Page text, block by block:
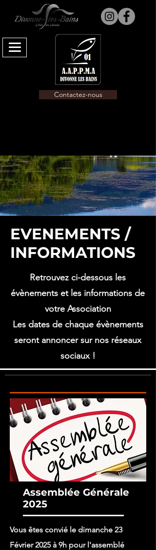
Contactez-nous
EVENEMENTS /
INFORMATIONS
Retrouvez ci-dessous les
évènements et les informations de
votre Association
Les dates de chaque évènements
seront annoncer sur nos réseaux
sociaux !
Assemblée Générale
2025
Vous êtes convié le dimanche 23
Février 2025 à 9h pour l'assemblé